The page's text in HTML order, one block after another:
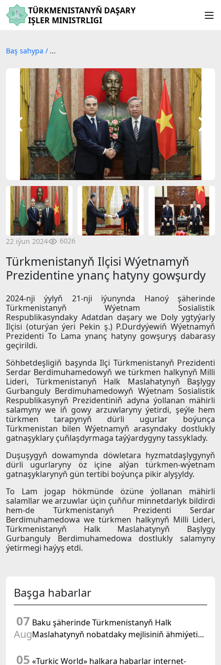
TÜRKMENISTANYŇ DAŞARY
IŞLER MINISTRLIGI
Baş sahypa / ...
22 iýun 2024 6026
Türkmenistanyň Ilçisi Wýetnamyň
Prezidentine ynanç hatyny gowşurdy
2024-nji ýylyň 21-nji iýunynda Hanoý şäherinde
Türkmenistanyň Wýetnam Sosialistik
Respublikasyndaky Adatdan daşary we Doly ygtyýarly
Ilçisi (oturýan ýeri Pekin ş.) P.Durdyýewiň Wýetnamyň
Prezidenti To Lama ynanç hatyny gowşuryş dabarasy
geçirildi.
Söhbetdeşligiň başynda Ilçi Türkmenistanyň Prezidenti
Serdar Berdimuhamedowyň we türkmen halkynyň Milli
Lideri, Türkmenistanyň Halk Maslahatynyň Başlygy
Gurbanguly Berdimuhamedowyň Wýetnam Sosialistik
Respublikasynyň Prezidentiniň adyna ýollanan mähirli
salamyny we iň gowy arzuwlaryny ýetirdi, şeýle hem
türkmen tarapynyň dürli ugurlar boýunça
Türkmenistan bilen Wýetnamyň arasyndaky dostlukly
gatnaşyklary çuňlaşdyrmaga taýýardygyny tassyklady.
Duşuşygyň dowamynda döwletara hyzmatdaşlygynyň
dürli ugurlaryny öz içine alýan türkmen-wýetnam
gatnaşyklarynyň gün tertibi boýunça pikir alyşyldy.
To Lam jogap hökmünde özüne ýollanan mähirli
salamllar we arzuwlar üçin çuňňur minnetdarlyk bildirdi
hem-de Türkmenistanyň Prezidenti Serdar
Berdimuhamedowa we türkmen halkynyň Milli Lideri,
Türkmenistanyň Halk Maslahatynyň Başlygy
Gurbanguly Berdimuhamedowa dostlukly salamyny
ýetirmegi haýyş etdi.
Başga habarlar
07
Aug
Baku şäherinde Türkmenistanyň Halk
Maslahatynyň nobatdaky mejlisiniň ähmiýetine
Kararnamasyna bagyşlanan maslahat geçirildi
05 «Turkic World» halkara habarlar internet-